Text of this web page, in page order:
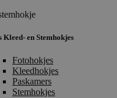
Kleed- en Stemhokjes
Fotohokjes
Kleedhokjes
Paskamers
Stemhokjes